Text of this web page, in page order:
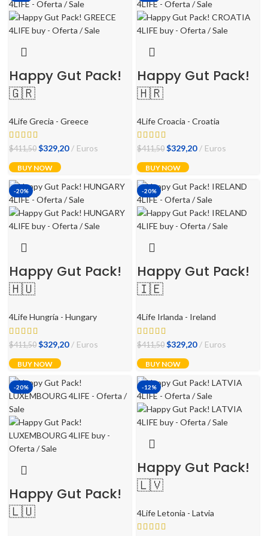
$411,50.$329,20.
Happy Gut Pack!
🇬🇷
4Life Grecia - Greece
$411,50 El
precio
original
era:
$411,50.
$329,20El
es:
$329,20.
Euros
BUY NOW
Happy Gut Pack!
🇭🇷
4Life Croacia - Croatia
$411,50 El
precio
original
era:
$411,50.
$329,20El
es:
$329,20.
Euros
BUY NOW
-20%
Happy Gut Pack!
🇭🇺
4Life Hungría - Hungary
$411,50 El
precio
original
era:
$411,50.
$329,20El
es:
$329,20.
Euros
BUY NOW
-20%
Happy Gut Pack!
🇮🇪
4Life Irlanda - Ireland
$411,50 El
precio
original
era:
$411,50.
$329,20El
es:
$329,20.
Euros
BUY NOW
-20%
Happy Gut Pack!
🇱🇺
-12%
Happy Gut Pack!
🇱🇻
4Life Letonia - Latvia